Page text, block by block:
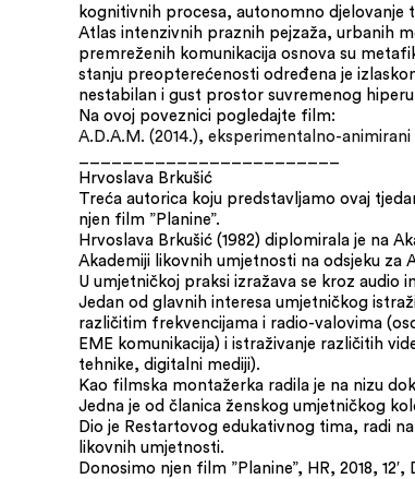
kognitivnih procesa, autonomno djelovanje
Atlas intenzivnih praznih pejzaža, urbanih
premreženih komunikacija osnova su
stanju preopterećenosti određena je
nestabilan i gust prostor suvremenog
Na ovoj poveznici pogledajte film:
A.D.A.M. (2014.), eksperimentalno-
Hrvoslava Brkušić
Treća autorica koju predstavljamo ovaj
njen film ”Planine”.
Hrvoslava Brkušić (1982) diplomirala je na
Akademiji likovnih umjetnosti na odsjeku za
U umjetničkoj praksi izražava se kroz audio
Jedan od glavnih interesa umjetničkog
različitim frekvencijama i radio-valovima
EME komunikacija) i istraživanje različitih
tehnike, digitalni mediji).
Kao filmska montažerka radila je na nizu
Jedna je od članica ženskog umjetničkog
Dio je Restartovog edukativnog tima, radi
likovnih umjetnosti.
Donosimo njen film ”Planine”, HR, 2018, 12′,